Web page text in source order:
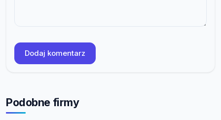
Dodaj komentarz
Podobne firmy